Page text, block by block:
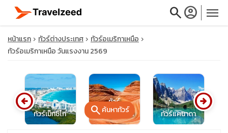
searchaccount_circle menu
close
travel_explore
หน้าแรก ทัวร์ต่างประเทศ
ทัวร์อเมริกาเหนือ
ทัวร์อเมริกาเหนือ วันแรงงาน 2569
ทัวร์เม็กซิโก
ทัวร์
สหรัฐอเมริกา
ทัวร์แคนาดา
arrow_circle_left arrow_circle_right
searchค้นหาทัวร์